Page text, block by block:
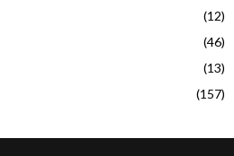
(12)
(46)
(13)
(157)